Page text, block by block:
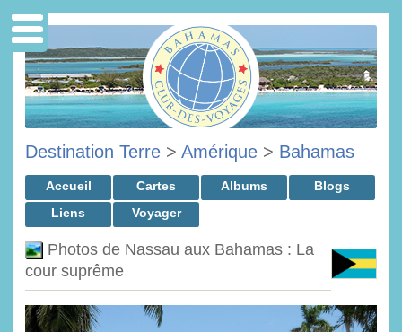
Destination Terre > Amérique > Bahamas
Accueil Cartes Albums
Blogs
Liens
Voyager
Photos de Nassau aux Bahamas : La
cour suprême